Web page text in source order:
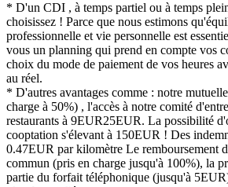
* D'un CDI , à temps partiel ou à temps
choisissez ! Parce que nous estimons
professionnelle et vie personnelle est
vous un planning qui prend en compte vos
choix du mode de paiement de vos heures
au réel.
* D'autres avantages comme : notre
charge à 50%) , l'accès à notre comité
restaurants à 9EUR25EUR. La possibilité
cooptation s'élevant à 150EUR ! Des
0.47EUR par kilomètre Le remboursement
commun (pris en charge jusqu'à 100%), la
partie du forfait téléphonique (jusqu'à